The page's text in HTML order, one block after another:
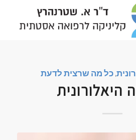
,כל מה שרצית לדעת
היאלורונית